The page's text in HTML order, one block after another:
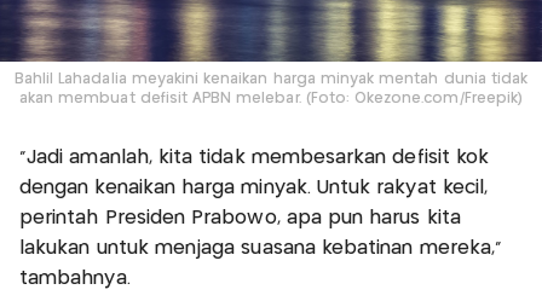
Bahlil Lahadalia meyakini kenaikan harga minyak mentah dunia tidak
akan membuat defisit APBN melebar. (Foto: Okezone.com/Freepik)
“Jadi amanlah, kita tidak membesarkan defisit kok
dengan kenaikan harga minyak. Untuk rakyat kecil,
perintah Presiden Prabowo, apa pun harus kita
lakukan untuk menjaga suasana kebatinan mereka,”
tambahnya.